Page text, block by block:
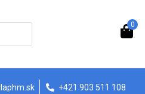
0
+421 903 511 108